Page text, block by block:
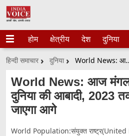
होम क्षेत्रीय देश दुनिया
हिन्दी समाचार दुनिया World News: आज मंगलवार को 8 अरब
World News: आज
दुनिया की आबादी, 2023
जाएगा आगे
World Population:संयुक्त राष्ट्र(United